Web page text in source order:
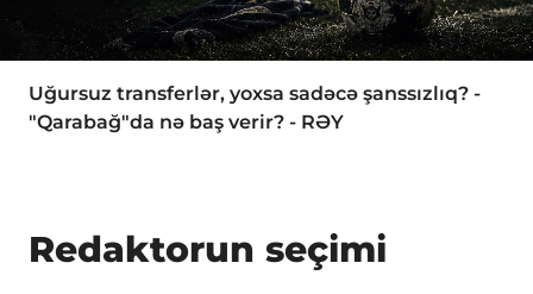
Uğursuz transferlər, yoxsa sadəcə şanssızlıq? -
"Qarabağ"da nə baş verir? - RƏY
Redaktorun seçimi